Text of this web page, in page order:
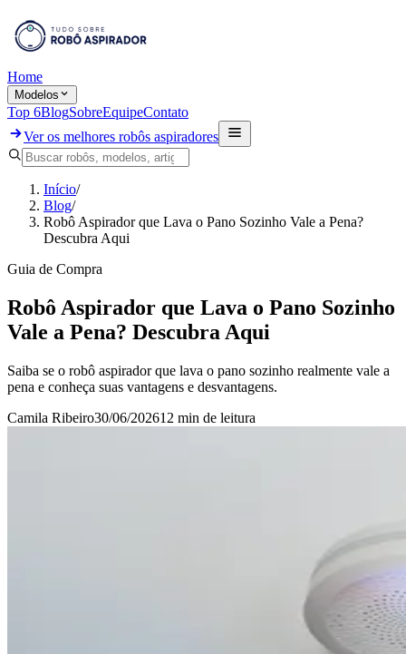
Home
Modelos
Top 6BlogSobreEquipeContato
Ver os melhores robôs aspiradores
Início/
Blog/
Robô Aspirador que Lava o Pano Sozinho Vale a Pena?
Descubra Aqui
Guia de Compra
Robô Aspirador que Lava o Pano Sozinho
Vale a Pena? Descubra Aqui
Saiba se o robô aspirador que lava o pano sozinho realmente vale a
pena e conheça suas vantagens e desvantagens.
Camila Ribeiro30/06/202612 min de leitura